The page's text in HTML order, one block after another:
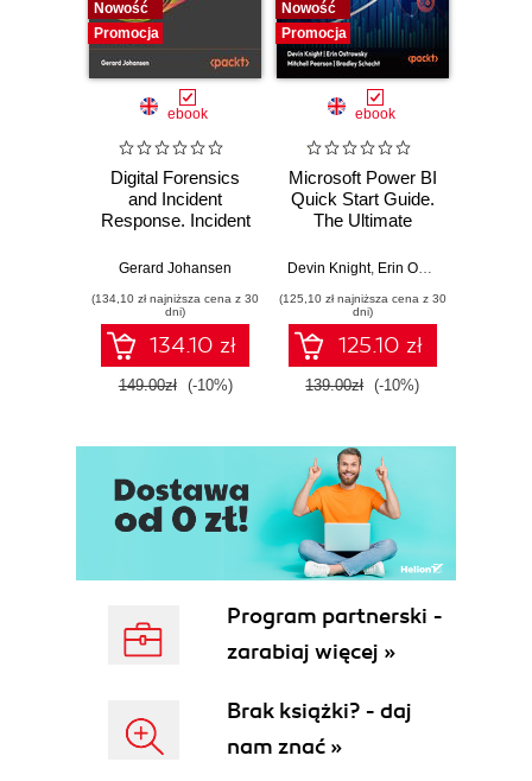
Nowość
Promocja
ebook
Digital Forensics
and Incident
Response. Incident
and techniques for
threat response -
Fourth Edition
Gerard Johansen
(134,10 zł najniższa cena z 30
dni)
134.10 zł
149.00zł (-10%)
Nowość
Promocja
ebook
Microsoft Power BI
Quick Start Guide.
The Ultimate
to Power BI, Data
Tools, and
Microsoft Fabric -
Fourth Edition
Devin Knight, Erin Ostrowsky
(125,10 zł najniższa cena z 30
dni)
125.10 zł
139.00zł (-10%)
Program partnerski -
zarabiaj więcej »
Brak książki? - daj
nam znać »